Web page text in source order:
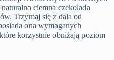
ciemna czekolada
Trzymaj się z dala od
ona wymaganych
korzystnie obniżają poziom